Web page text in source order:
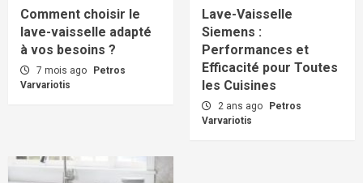
Comment choisir le
lave-vaisselle adapté
à vos besoins ?
7 mois ago
Petros
Varvariotis
Lave-Vaisselle
Siemens :
Performances et
Efficacité pour Toutes
les Cuisines
2 ans ago
Petros
Varvariotis